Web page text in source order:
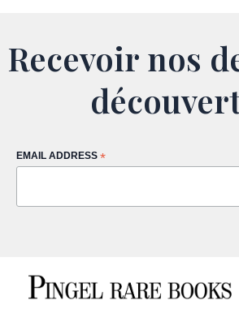
Recevoir nos
EMAIL ADDRESS *